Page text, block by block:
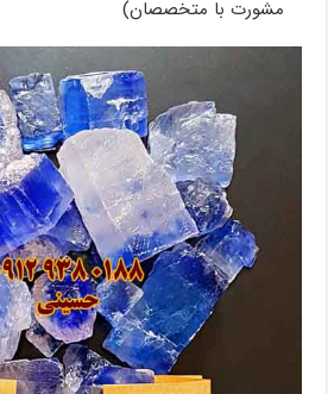
مشورت با متخصصان)